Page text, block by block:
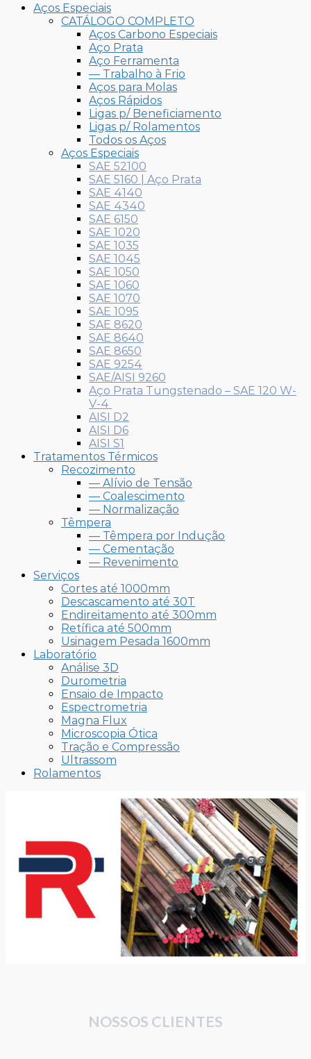
Aços Especiais
CATÁLOGO COMPLETO
Aços Carbono Especiais
Aço Prata
Aço Ferramenta
— Trabalho à Frio
Aços para Molas
Aços Rápidos
Ligas p/ Beneficiamento
Ligas p/ Rolamentos
Todos os Aços
Aços Especiais
SAE 52100
SAE 5160 | Aço Prata
SAE 4140
SAE 4340
SAE 6150
SAE 1020
SAE 1035
SAE 1045
SAE 1050
SAE 1060
SAE 1070
SAE 1095
SAE 8620
SAE 8640
SAE 8650
SAE 9254
SAE/AISI 9260
Aço Prata Tungstenado – SAE 120 W-
V-4
AISI D2
AISI D6
AISI S1
Tratamentos Térmicos
Recozimento
— Alívio de Tensão
— Coalescimento
— Normalização
Têmpera
— Têmpera por Indução
— Cementação
— Revenimento
Serviços
Cortes até 1000mm
Descascamento até 30T
Endireitamento até 300mm
Retífica até 500mm
Usinagem Pesada 1600mm
Laboratório
Análise 3D
Durometria
Ensaio de Impacto
Espectrometria
Magna Flux
Microscopia Ótica
Tração e Compressão
Ultrassom
Rolamentos
NOSSOS CLIENTES